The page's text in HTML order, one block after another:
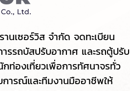
อร์วิส จำกัด จดทะเบียน
รรถบัสปรับอากาศ และรถตู้ปรับ
ท่องเที่ยวเพื่อการทัศนาจรทั่ว
ารณ์และทีมงานมืออาชีพให้